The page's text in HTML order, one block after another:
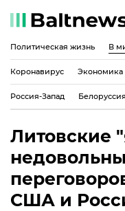
Политическая жизнь В
Коронавирус Экономика
Россия-Запад Белоруссия
Литовские
США и